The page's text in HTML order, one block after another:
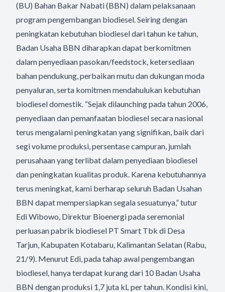
(BU) Bahan Bakar Nabati (BBN) dalam pelaksanaan
program pengembangan biodiesel. Seiring dengan
peningkatan kebutuhan biodiesel dari tahun ke tahun,
Badan Usaha BBN diharapkan dapat berkomitmen
dalam penyediaan pasokan/feedstock, ketersediaan
bahan pendukung, perbaikan mutu dan dukungan moda
penyaluran, serta komitmen mendahulukan kebutuhan
biodiesel domestik. “Sejak dilaunching pada tahun 2006,
penyediaan dan pemanfaatan biodiesel secara nasional
terus mengalami peningkatan yang signifikan, baik dari
segi volume produksi, persentase campuran, jumlah
perusahaan yang terlibat dalam penyediaan biodiesel
dan peningkatan kualitas produk. Karena kebutuhannya
terus meningkat, kami berharap seluruh Badan Usahan
BBN dapat mempersiapkan segala sesuatunya,” tutur
Edi Wibowo, Direktur Bioenergi pada seremonial
perluasan pabrik biodiesel PT Smart Tbk di Desa
Tarjun, Kabupaten Kotabaru, Kalimantan Selatan (Rabu,
21/9). Menurut Edi, pada tahap awal pengembangan
biodiesel, hanya terdapat kurang dari 10 Badan Usaha
BBN dengan produksi 1,7 juta kL per tahun. Kondisi kini,